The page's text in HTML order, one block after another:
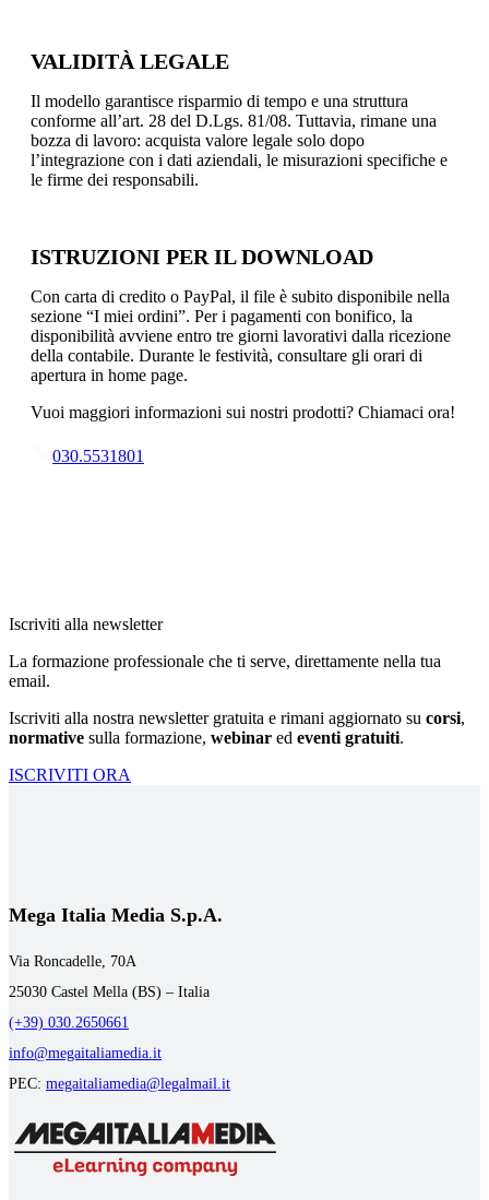
VALIDITÀ LEGALE
Il modello garantisce risparmio di tempo e una struttura
conforme all’art. 28 del D.Lgs. 81/08. Tuttavia, rimane una
bozza di lavoro: acquista valore legale solo dopo
l’integrazione con i dati aziendali, le misurazioni specifiche e
le firme dei responsabili.
ISTRUZIONI PER IL DOWNLOAD
Con carta di credito o PayPal, il file è subito disponibile nella
sezione “I miei ordini”. Per i pagamenti con bonifico, la
disponibilità avviene entro tre giorni lavorativi dalla ricezione
della contabile. Durante le festività, consultare gli orari di
apertura in home page.
Vuoi maggiori informazioni sui nostri prodotti? Chiamaci ora!
030.5531801
Iscriviti alla newsletter
La formazione professionale che ti serve, direttamente nella tua
email.
Iscriviti alla nostra newsletter gratuita e rimani aggiornato su corsi,
normative sulla formazione, webinar ed eventi gratuiti.
ISCRIVITI ORA
Mega Italia Media S.p.A.
Via Roncadelle, 70A
25030 Castel Mella (BS) – Italia
(+39) 030.2650661
info@megaitaliamedia.it
PEC: megaitaliamedia@legalmail.it